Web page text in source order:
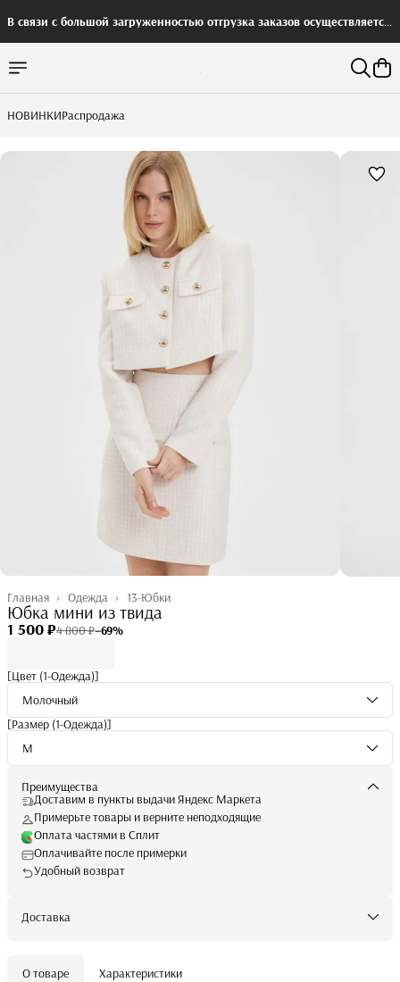
В связи с большой загруженностью отгрузка заказов осуществляется
НОВИНКИРаспродажа
13-Юбки
Одежда ›
Главная ›
Юбка мини из твида
1 500 ₽4 800 ₽−69%
[Цвет (1-Одежда)]
Молочный
[Размер (1-Одежда)]
M
Преимущества
Доставим в пункты выдачи Яндекс Маркета
Примерьте товары и верните неподходящие
Оплата частями в Сплит
Оплачивайте после примерки
Удобный возврат
Доставка
О товаре Характеристики